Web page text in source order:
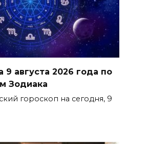
9 августа 2026 года по
Зодиака
гороскоп на сегодня, 9